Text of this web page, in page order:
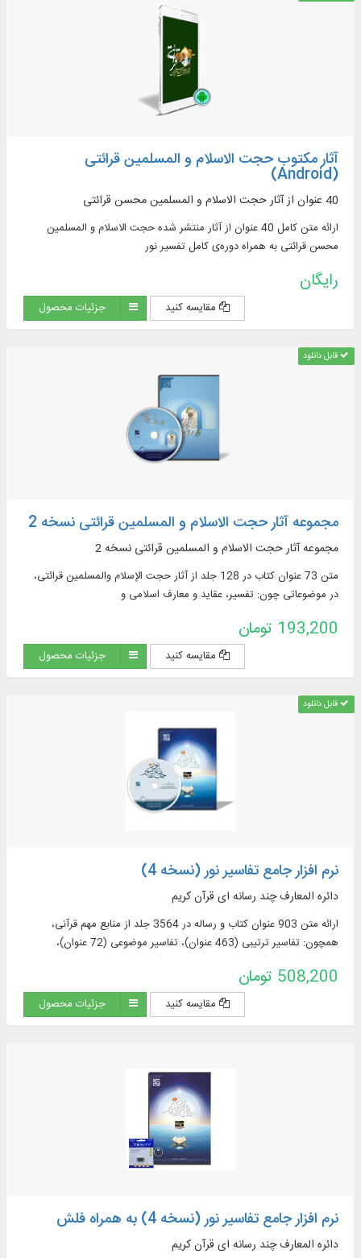
آثار مکتوب حجت الاسلام و المسلمین قرائتی
(Android)
40 عنوان از آثار حجت الاسلام و المسلمین محسن قرائتی
ارائه متن کامل 40 عنوان از آثار منتشر شده حجت الاسلام و المسلمین
محسن قرائتی به همراه دوره‌‌ی کامل تفسیر نور
رایگان
مقایسه کنید جزئیات محصول
قابل دانلود
مجموعه آثار حجت الاسلام و المسلمین قرائتی نسخه 2
مجموعه آثار حجت الاسلام و المسلمین قرائتی نسخه 2
متن 73 عنوان کتاب در 128 جلد از آثار حجت الإسلام والمسلمین قرائتی،
در موضوعاتی چون: تفسیر، عقاید و معارف اسلامی و
193,200 تومان
مقایسه کنید جزئیات محصول
قابل دانلود
نرم افزار جامع تفاسیر نور (نسخه 4)
دائره المعارف چند رسانه ای قرآن کریم
ارائه متن 903 عنوان کتاب و رساله در 3564 جلد از منابع مهم قرآنی،
همچون: تفاسیر ترتیبی (463 عنوان)، تفاسیر موضوعی (72 عنوان)،
عنوان)، پرسمان‌های قرآنی (32 عنوان)
508,200 تومان
مقایسه کنید جزئیات محصول
نرم افزار جامع تفاسیر نور (نسخه 4) به همراه فلش
دائره المعارف چند رسانه ای قرآن کریم